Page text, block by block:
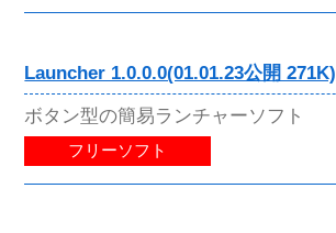
Launcher 1.0.0.0(01.01.23公開 271K)
ボタン型の簡易ランチャーソフト
フリーソフト